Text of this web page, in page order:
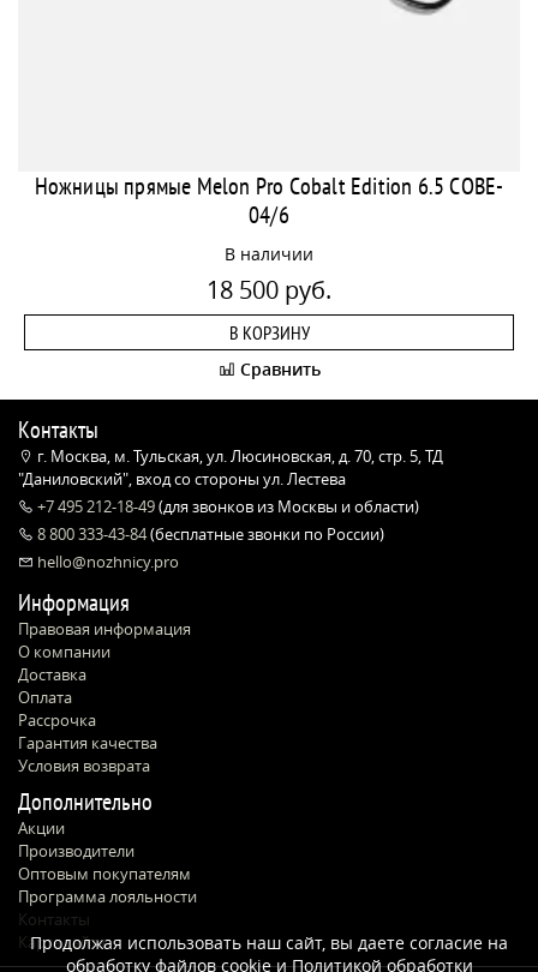
Ножницы прямые Melon Pro Cobalt Edition 6.5 COBE-
04/6
В наличии
18 500 руб.
В КОРЗИНУ
Сравнить
Контакты
г. Москва, м. Тульская, ул. Люсиновская, д. 70, стр. 5, ТД
"Даниловский", вход со стороны ул. Лестева
+7 495 212-18-49(для звонков из Москвы и области)
8 800 333-43-84(бесплатные звонки по России)
hello@nozhnicy.pro
Информация
Правовая информация
О компании
Доставка
Оплата
Рассрочка
Гарантия качества
Условия возврата
Дополнительно
Акции
Производители
Оптовым покупателям
Программа лояльности
Контакты
Карта сайта
Продолжая использовать наш сайт, вы даете согласие на
обработку файлов cookie иПолитикой обработки